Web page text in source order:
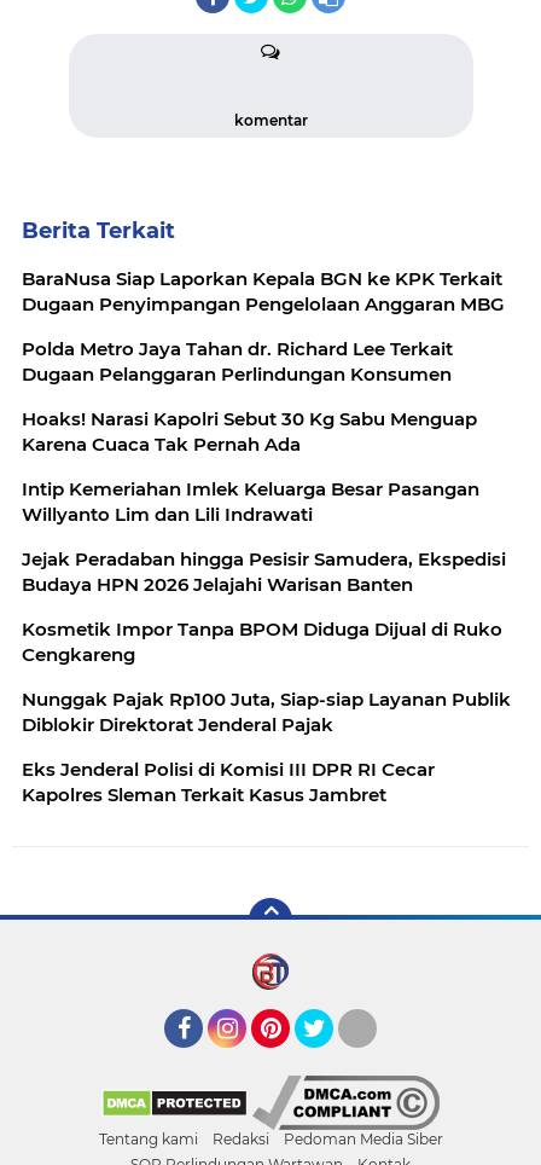
komentar
Berita Terkait
BaraNusa Siap Laporkan Kepala BGN ke KPK Terkait
Dugaan Penyimpangan Pengelolaan Anggaran MBG
Polda Metro Jaya Tahan dr. Richard Lee Terkait
Dugaan Pelanggaran Perlindungan Konsumen
Hoaks! Narasi Kapolri Sebut 30 Kg Sabu Menguap
Karena Cuaca Tak Pernah Ada
Intip Kemeriahan Imlek Keluarga Besar Pasangan
Willyanto Lim dan Lili Indrawati
Jejak Peradaban hingga Pesisir Samudera, Ekspedisi
Budaya HPN 2026 Jelajahi Warisan Banten
Kosmetik Impor Tanpa BPOM Diduga Dijual di Ruko
Cengkareng
Nunggak Pajak Rp100 Juta, Siap-siap Layanan Publik
Diblokir Direktorat Jenderal Pajak
Eks Jenderal Polisi di Komisi III DPR RI Cecar
Kapolres Sleman Terkait Kasus Jambret
Tentang kami Redaksi
Pedoman Media Siber